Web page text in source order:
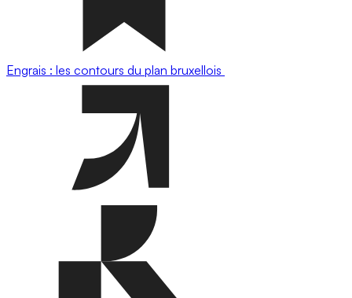
Engrais : les contours du plan bruxellois